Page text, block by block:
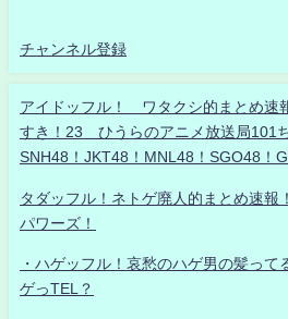
チャンネル登録
アイドッフル！ ワタクシ的まとめ
すき！23 ひうらのアニメ放送局101
SNH48！JKT48！MNL48！SGO48！
タダッフル！ネトゲ廃人的まとめ速報
パワーズ！
・ハゲッフル！哀愁のハゲ男の髪って
ゲっTEL？